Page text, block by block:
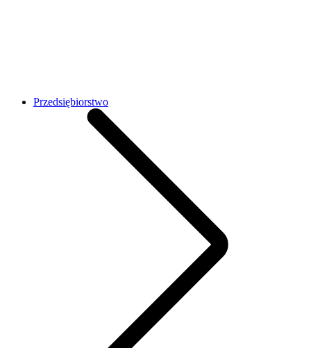
Przedsiębiorstwo